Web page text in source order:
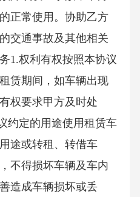
正常使用。协助乙方
交通事故及其他相关
1.权利有权按照本协议
赁期间，如车辆出现
权要求甲方及时处
约定的用途使用租赁车
途或转租、转借车
不得损坏车辆及车内
造成车辆损坏或丢